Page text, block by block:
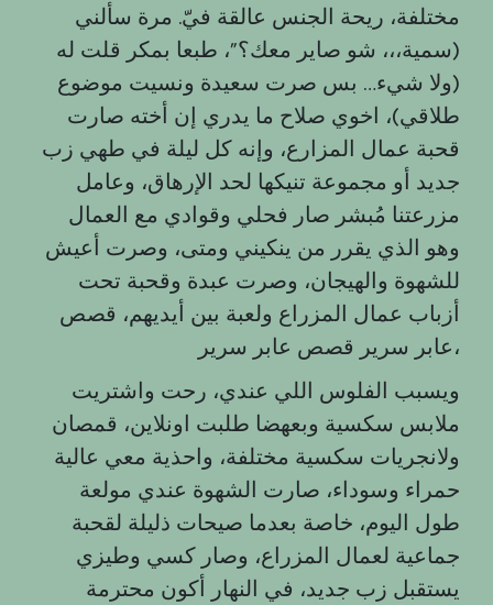
مختلفة، ريحة الجنس عالقة فيّ. مرة سألني
(سمية،،، شو صاير معك؟”، طبعا بمكر قلت له
(ولا شيء… بس صرت سعيدة ونسيت موضوع
طلاقي)، اخوي صلاح ما يدري إن أخته صارت
قحبة عمال المزارع، وإنه كل ليلة في طهي زب
جديد أو مجموعة تنيكها لحد الإرهاق، وعامل
مزرعتنا مُبشر صار فحلي وقوادي مع العمال
وهو الذي يقرر من ينكيني ومتى، وصرت أعيش
للشهوة والهيجان، وصرت عبدة وقحبة تحت
أزباب عمال المزراع ولعبة بين أيديهم، قصص
عابر سرير قصص عابر سرير،
ويسبب الفلوس اللي عندي، رحت واشتريت
ملابس سكسية وبعهضا طلبت اونلاين، قمصان
ولانجريات سكسية مختلفة، واحذية معي عالية
حمراء وسوداء، صارت الشهوة عندي مولعة
طول اليوم، خاصة بعدما صيحات ذليلة لقحبة
جماعية لعمال المزراع، وصار كسي وطيزي
يستقبل زب جديد، في النهار أكون محترمة